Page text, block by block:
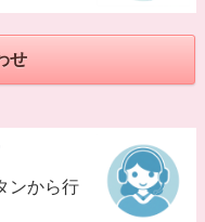
せ
ンから行